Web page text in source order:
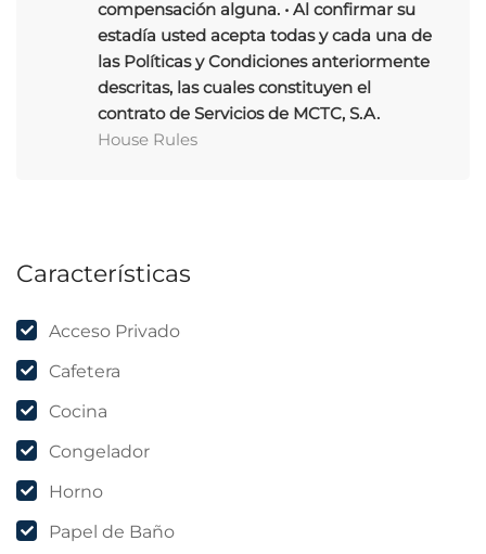
compensación alguna. • Al confirmar su
estadía usted acepta todas y cada una de
las Políticas y Condiciones anteriormente
descritas, las cuales constituyen el
contrato de Servicios de MCTC, S.A.
House Rules
Características
Acceso Privado
Cafetera
Cocina
Congelador
Horno
Papel de Baño